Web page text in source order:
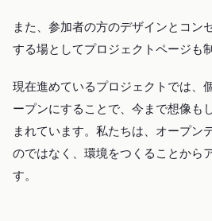
また、参加者の方のデザインとコン
する場としてプロジェクトページも
現在進めているプロジェクトでは、
ープンにすることで、今まで想像も
まれています。私たちは、オープン
のではなく、環境をつくることから
す。